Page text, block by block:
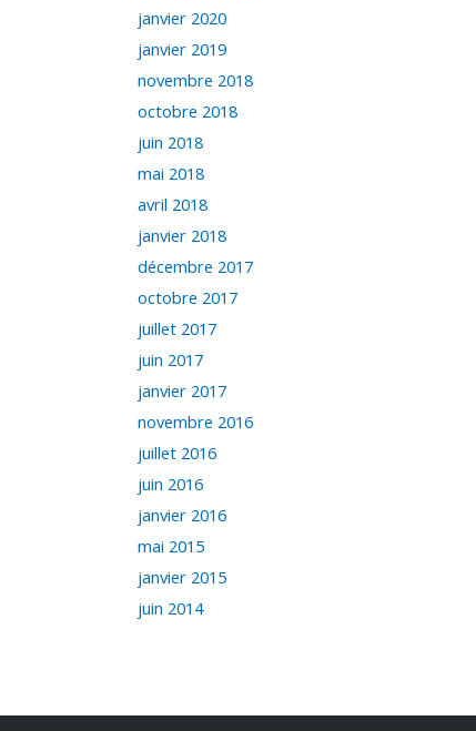
janvier 2020
janvier 2019
novembre 2018
octobre 2018
juin 2018
mai 2018
avril 2018
janvier 2018
décembre 2017
octobre 2017
juillet 2017
juin 2017
janvier 2017
novembre 2016
juillet 2016
juin 2016
janvier 2016
mai 2015
janvier 2015
juin 2014